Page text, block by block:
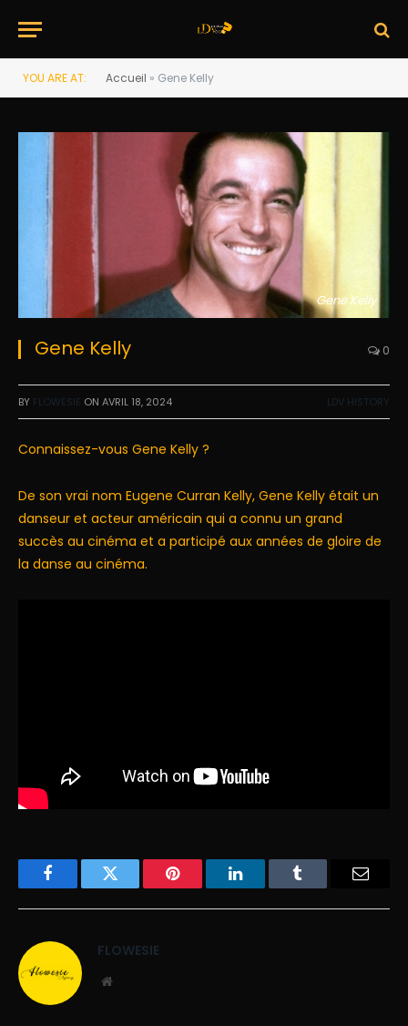
YOU ARE AT: Accueil » Gene Kelly
Gene Kelly
Gene Kelly 0
BY FLOWESIE ON AVRIL 18, 2024 LDV HISTORY
Connaissez-vous Gene Kelly ?
De son vrai nom Eugene Curran Kelly, Gene Kelly était un
danseur et acteur américain qui a connu un grand
succès au cinéma et a participé aux années de gloire de
la danse au cinéma.
FacebookTwitter Pinterest LinkedInTumblr
FLOWESIE
Website